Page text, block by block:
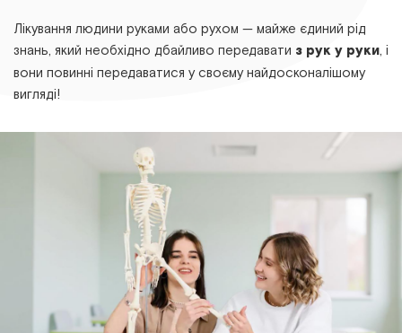
Лікування людини руками або рухом — майже єдиний рід
знань, який необхідно дбайливо передавати з рук у руки, і
вони повинні передаватися у своєму найдосконалішому
вигляді!